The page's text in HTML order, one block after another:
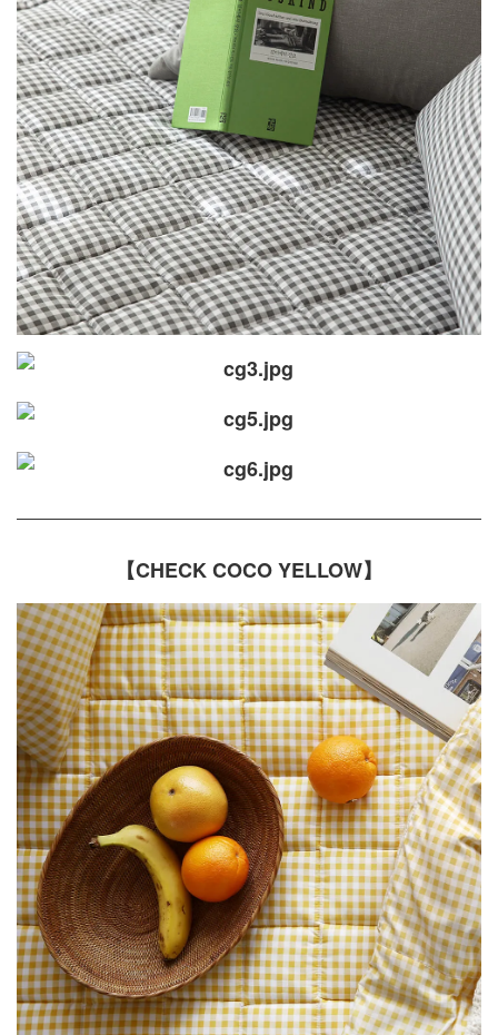
【CHECK COCO YELLOW】